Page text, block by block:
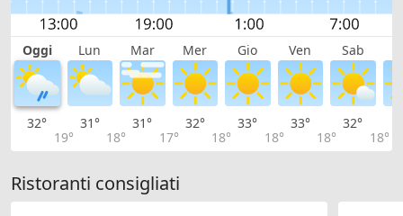
Oggi Lun Mar Mer Gio Ven Sab
32°
19°
31°
18°
31°
17°
32°
18°
33°
18°
33°
18°
32°
18°
Ristoranti consigliati